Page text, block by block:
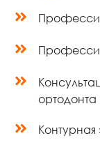
ортодонта